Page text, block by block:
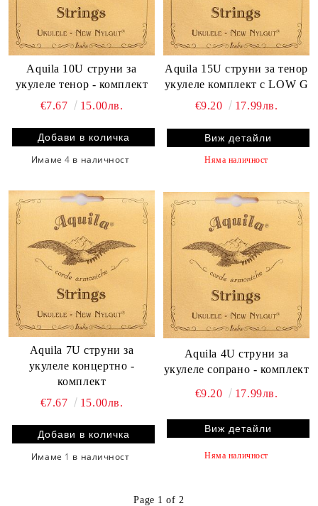
Aquila 10U струни за
укулеле тенор - комплект
€7.67
15.00лв.
Имаме4 в наличност
Aquila 15U струни за тенор
укулеле комплект с LOW G
€9.20
17.99лв.
Виж детайли
Няма наличност
Aquila 7U струни за
укулеле концертно -
комплект
€7.67
15.00лв.
Имаме 1 в наличност
Aquila 4U струни за
укулеле сопрано - комплект
€9.20 17.99лв.
Виж детайли
Няма наличност
Page 1 of 2